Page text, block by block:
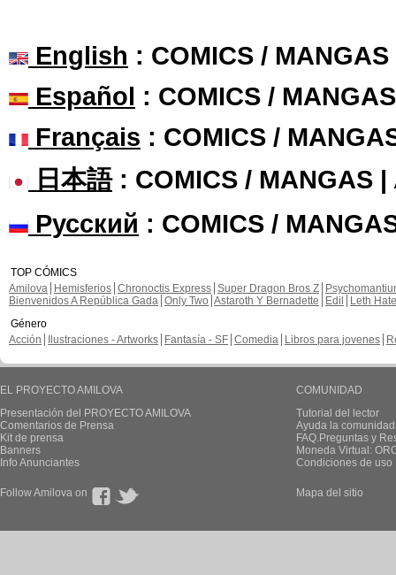
English : COMICS /
Español : COMICS /
Français : COMICS /
日本語: COMICS / MANGAS |
Русский : COMICS /
TOP CÓMICS
Amilova
Hemisferios Chronoctis Express Super Dragon Bros Z
Bienvenidos A República Gada Only Two Astaroth Y Bernadette Edil
Leth Hate
Género
Acción
Ilustraciones - Artworks Fantasía - SF Comedia Libros para jovenes
EL PROYECTO AMILOVA
Presentación del PROYECTO AMILOVA
Comentarios de Prensa
Kit de prensa
Banners
Info Anunciantes
COMUNIDAD
Tutorial del lector
Ayuda la
FAQ.Preguntas y
Moneda Virtual:
Condiciones de uso
Follow Amilova on Mapa del sitio